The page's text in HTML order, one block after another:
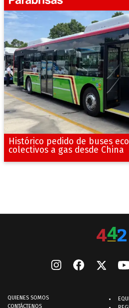
Histórico pedido de buses
colectivos a gas desde China
QUIENES SOMOS
CONTÁCTENOS